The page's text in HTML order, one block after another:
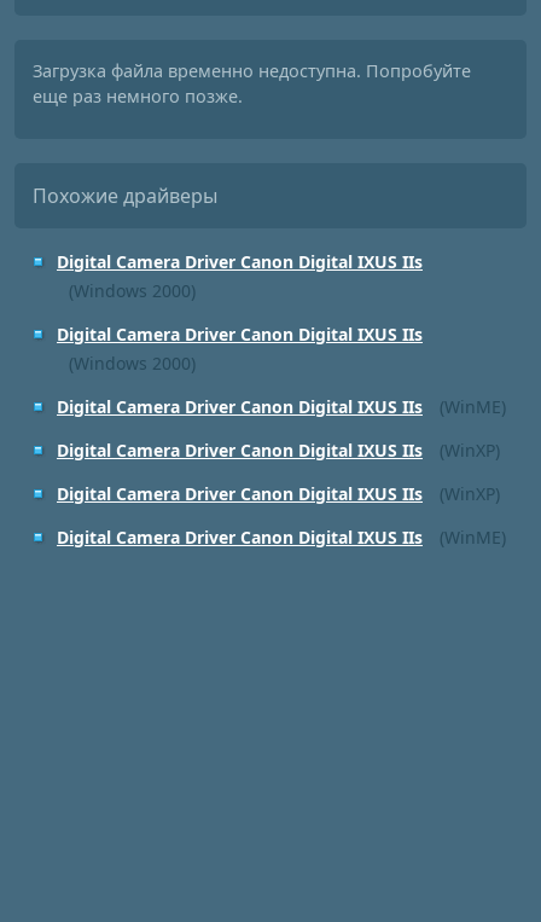
Загрузка файла временно недоступна. Попробуйте
еще раз немного позже.
Похожие драйверы
Digital Camera Driver Canon Digital IXUS IIs
(Windows 2000)
Digital Camera Driver Canon Digital IXUS IIs
(Windows 2000)
Digital Camera Driver Canon Digital IXUS IIs
(WinME)
Digital Camera Driver Canon Digital IXUS IIs
(WinXP)
Digital Camera Driver Canon Digital IXUS IIs
(WinXP)
Digital Camera Driver Canon Digital IXUS IIs
(WinME)